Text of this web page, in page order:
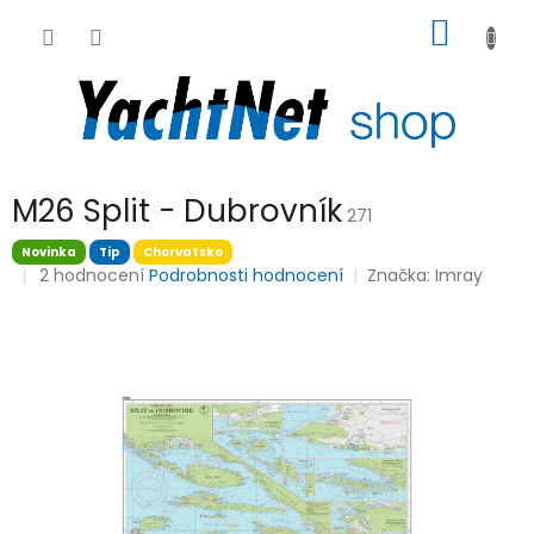
KOŠÍK
M26 Split - Dubrovník 271
Novinka Tip Chorvatsko
Průměrné
hvězdiček.
2 hodnocení Podrobnosti hodnocení Značka: Imray